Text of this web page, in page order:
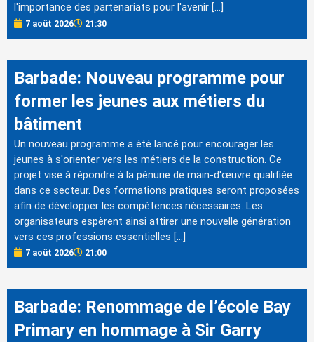
l'importance des partenariats pour l'avenir […]
7 août 2026 21:30
Barbade: Nouveau programme pour
former les jeunes aux métiers du
bâtiment
Un nouveau programme a été lancé pour encourager les
jeunes à s'orienter vers les métiers de la construction. Ce
projet vise à répondre à la pénurie de main-d'œuvre qualifiée
dans ce secteur. Des formations pratiques seront proposées
afin de développer les compétences nécessaires. Les
organisateurs espèrent ainsi attirer une nouvelle génération
vers ces professions essentielles […]
7 août 2026 21:00
Barbade: Renommage de l’école Bay
Primary en hommage à Sir Garry